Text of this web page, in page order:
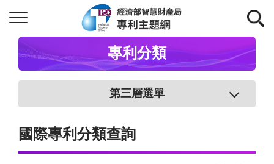
專利分類
第三層選單
國際專利分類查詢